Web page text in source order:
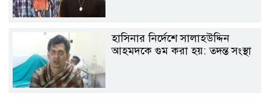
হাসিনার নির্দেশে সালাহউদ্দিন
আহমদকে গুম করা হয়: তদন্ত সংস্থা